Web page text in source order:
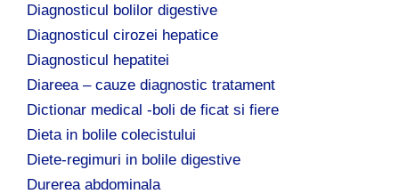
Diagnosticul bolilor digestive
Diagnosticul cirozei hepatice
Diagnosticul hepatitei
Diareea – cauze diagnostic tratament
Dictionar medical -boli de ficat si fiere
Dieta in bolile colecistului
Diete-regimuri in bolile digestive
Durerea abdominala